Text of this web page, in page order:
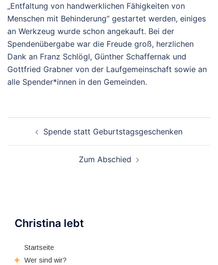
„Entfaltung von handwerklichen Fähigkeiten von
Menschen mit Behinderung“ gestartet werden, einiges
an Werkzeug wurde schon angekauft. Bei der
Spendenübergabe war die Freude groß, herzlichen
Dank an Franz Schlögl, Günther Schaffernak und
Gottfried Grabner von der Laufgemeinschaft sowie an
alle Spender*innen in den Gemeinden.
Spende statt Geburtstagsgeschenken
Zum Abschied
Christina lebt
Startseite
Wer sind wir?